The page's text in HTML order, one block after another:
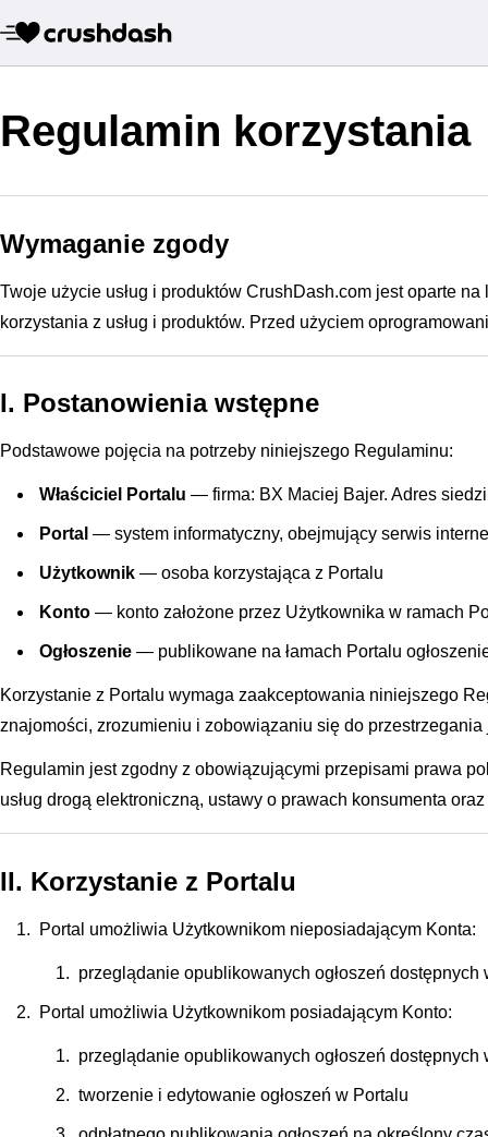
Regulamin korzystania
Wymaganie zgody
Twoje użycie usług i produktów CrushDash.com jest oparte
korzystania z usług i produktów. Przed użyciem
I. Postanowienia wstępne
Podstawowe pojęcia na potrzeby niniejszego Regulaminu:
Właściciel Portalu — firma: BX Maciej Bajer. Adres
Portal — system informatyczny, obejmujący serwis
Użytkownik — osoba korzystająca z Portalu
Konto — konto założone przez Użytkownika w ramach
Ogłoszenie — publikowane na łamach Portalu
Korzystanie z Portalu wymaga zaakceptowania niniejszego
znajomości, zrozumieniu i zobowiązaniu się do
Regulamin jest zgodny z obowiązującymi przepisami prawa
usług drogą elektroniczną, ustawy o prawach konsumenta
II. Korzystanie z Portalu
Portal umożliwia Użytkownikom nieposiadającym Konta:
przeglądanie opublikowanych ogłoszeń dostępnych
Portal umożliwia Użytkownikom posiadającym Konto:
przeglądanie opublikowanych ogłoszeń dostępnych
tworzenie i edytowanie ogłoszeń w Portalu